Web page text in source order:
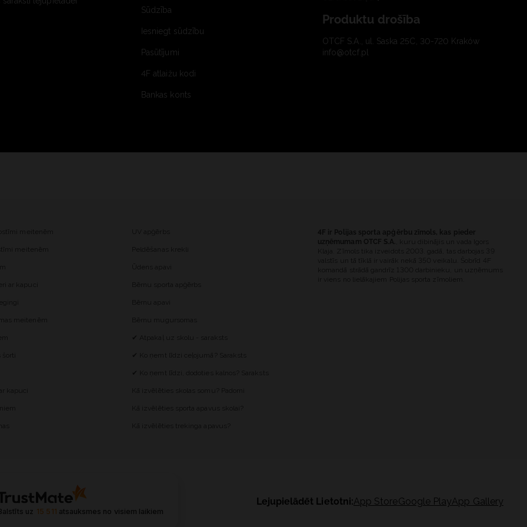
Sūdzība
Iesniegt sūdzību
Pasūtījumi
4F atlaižu kodi
Bankas konts
Produktu drošība
OTCF S.A., ul. Saska 25C, 30-720 Kraków
info@otcf.pl
uz 15 511 atsauksmes no visiem laikiem
Lejupielādēt Lietotni:App StoreGoogle PlayApp Gallery